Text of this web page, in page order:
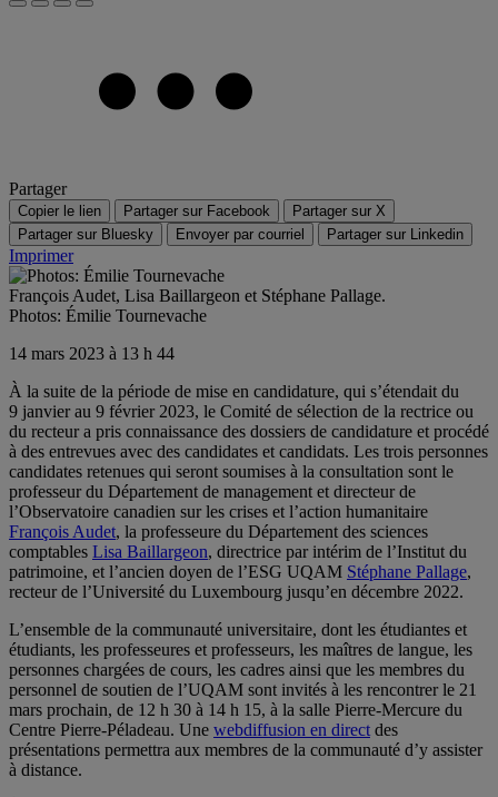
Partager
Copier le lien Partager sur Facebook
Partager sur X
Partager sur Bluesky
Envoyer par courriel Partager sur Linkedin
Imprimer
François Audet, Lisa Baillargeon et Stéphane Pallage.
Photos: Émilie Tournevache
14 mars 2023 à 13 h 44
À la suite de la période de mise en candidature, qui s’étendait du
9 janvier au 9 février 2023, le Comité de sélection de la rectrice ou
du recteur a pris connaissance des dossiers de candidature et procédé
à des entrevues avec des candidates et candidats. Les trois personnes
candidates retenues qui seront soumises à la consultation sont le
professeur du Département de management et directeur de
l’Observatoire canadien sur les crises et l’action humanitaire
François Audet, la professeure du Département des sciences
comptables Lisa Baillargeon, directrice par intérim de l’Institut du
patrimoine, et l’ancien doyen de l’ESG UQAM Stéphane Pallage,
recteur de l’Université du Luxembourg jusqu’en décembre 2022.
L’ensemble de la communauté universitaire, dont les étudiantes et
étudiants, les professeures et professeurs, les maîtres de langue, les
personnes chargées de cours, les cadres ainsi que les membres du
personnel de soutien de l’UQAM sont invités à les rencontrer le 21
mars prochain, de 12 h 30 à 14 h 15, à la salle Pierre-Mercure du
Centre Pierre-Péladeau. Une webdiffusion en directdes
présentations permettra aux membres de la communauté d’y assister
à distance.